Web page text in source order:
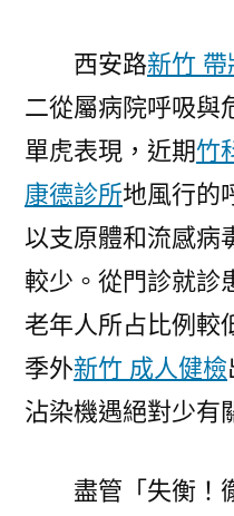
西安路新竹
二從屬病院呼吸與
單虎表現，近期竹
康德診所地風行的
以支原體和流感病
較少。從門診就診
老年人所占比例較
季外新竹 成人健檢
沾染機遇絕對少有
盡管「失衡！